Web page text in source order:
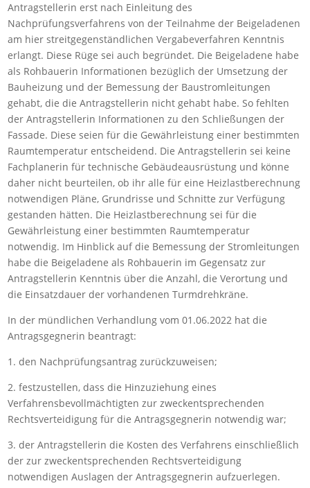
Antragstellerin erst nach Einleitung des
Nachprüfungsverfahrens von der Teilnahme der Beigeladenen
am hier streitgegenständlichen Vergabeverfahren Kenntnis
erlangt. Diese Rüge sei auch begründet. Die Beigeladene habe
als Rohbauerin Informationen bezüglich der Umsetzung der
Bauheizung und der Bemessung der Baustromleitungen
gehabt, die die Antragstellerin nicht gehabt habe. So fehlten
der Antragstellerin Informationen zu den Schließungen der
Fassade. Diese seien für die Gewährleistung einer bestimmten
Raumtemperatur entscheidend. Die Antragstellerin sei keine
Fachplanerin für technische Gebäudeausrüstung und könne
daher nicht beurteilen, ob ihr alle für eine Heizlastberechnung
notwendigen Pläne, Grundrisse und Schnitte zur Verfügung
gestanden hätten. Die Heizlastberechnung sei für die
Gewährleistung einer bestimmten Raumtemperatur
notwendig. Im Hinblick auf die Bemessung der Stromleitungen
habe die Beigeladene als Rohbauerin im Gegensatz zur
Antragstellerin Kenntnis über die Anzahl, die Verortung und
die Einsatzdauer der vorhandenen Turmdrehkräne.
In der mündlichen Verhandlung vom 01.06.2022 hat die
Antragsgegnerin beantragt:
1. den Nachprüfungsantrag zurückzuweisen;
2. festzustellen, dass die Hinzuziehung eines
Verfahrensbevollmächtigten zur zweckentsprechenden
Rechtsverteidigung für die Antragsgegnerin notwendig war;
3. der Antragstellerin die Kosten des Verfahrens einschließlich
der zur zweckentsprechenden Rechtsverteidigung
notwendigen Auslagen der Antragsgegnerin aufzuerlegen.